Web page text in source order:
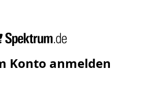
Konto anmelden